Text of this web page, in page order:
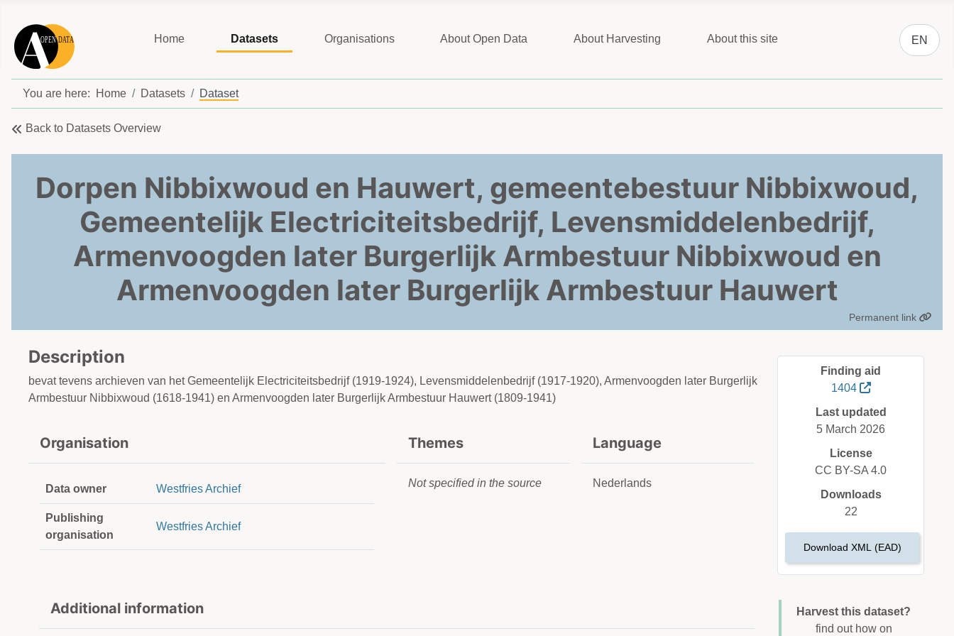
Home Datasets Organisations About Open Data About Harvesting About this site
Select
EN
You are here: Home Datasets Dataset
Back to Datasets Overview
Dorpen Nibbixwoud en Hauwert, gemeentebestuur Nibbixwoud,
Gemeentelijk Electriciteitsbedrijf, Levensmiddelenbedrijf,
Armenvoogden later Burgerlijk Armbestuur Nibbixwoud en
Armenvoogden later Burgerlijk Armbestuur Hauwert
Permanent link
Description
bevat tevens archieven van het Gemeentelijk Electriciteitsbedrijf (1919-1924), Levensmiddelenbedrijf (1917-1920), Armenvoogden later Burgerlijk
Armbestuur Nibbixwoud (1618-1941) en Armenvoogden later Burgerlijk Armbestuur Hauwert (1809-1941)
Organisation
Data owner Westfries Archief
Publishing
organisation
Westfries Archief
Themes
Not specified in the source
Language
Nederlands
Additional information
Finding aid
1404
Last updated
5 March 2026
License
CC BY-SA 4.0
Downloads
22
Download XML (EAD)
Harvest this dataset?
find out how on